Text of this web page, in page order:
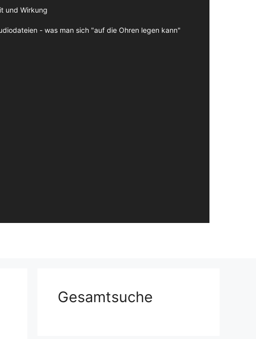
und Wirkung
- was man sich "auf die Ohren legen kann"
Gesamtsuche